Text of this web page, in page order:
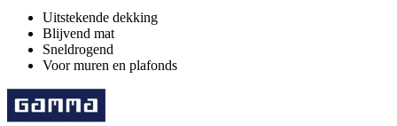
Uitstekende dekking
Blijvend mat
Sneldrogend
Voor muren en plafonds